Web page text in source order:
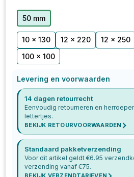
50 mm
10 x 130 12 x 220 12 x 250
100 x 100
Levering en voorwaarden
14 dagen retourrecht
Eenvoudig retourneren en
lettertjes.
BEKIJK RETOURVOORWAARDEN
Standaard pakketverzending
Voor dit artikel geldt €6.95
verzending vanaf €75.
BEKIJK VERZENDTARIEVEN